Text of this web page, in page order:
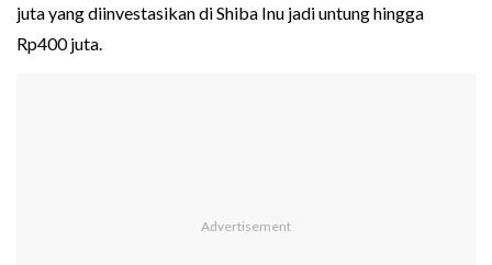
juta yang diinvestasikan di Shiba Inu jadi untung hingga
Rp400 juta.